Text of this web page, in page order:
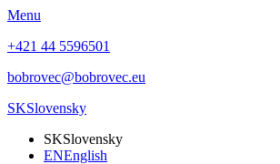
Menu
+421 44 5596501
bobrovec@bobrovec.eu
SKSlovensky
SKSlovensky
ENEnglish